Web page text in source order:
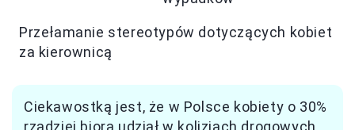
Przełamanie stereotypów dotyczących kobiet
za kierownicą
Ciekawostką jest, że w Polsce kobiety o 30%
rzadziej biorą udział w kolizjach drogowych